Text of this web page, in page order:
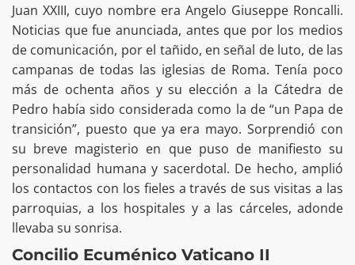
Juan XXIII, cuyo nombre era Angelo Giuseppe Roncalli.
Noticias que fue anunciada, antes que por los medios
de comunicación, por el tañido, en señal de luto, de las
campanas de todas las iglesias de Roma. Tenía poco
más de ochenta años y su elección a la Cátedra de
Pedro había sido considerada como la de “un Papa de
transición”, puesto que ya era mayo. Sorprendió con
su breve magisterio en que puso de manifiesto su
personalidad humana y sacerdotal. De hecho, amplió
los contactos con los fieles a través de sus visitas a las
parroquias, a los hospitales y a las cárceles, adonde
llevaba su sonrisa.
Concilio Ecuménico Vaticano II